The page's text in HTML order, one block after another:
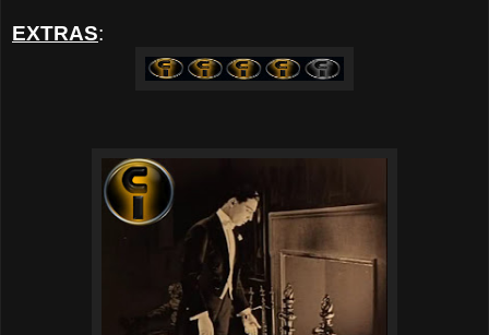
EXTRAS: